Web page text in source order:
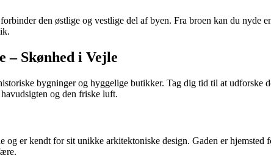
den østlige og vestlige del af byen. Fra broen kan du nyde
– Skønhed i Vejle
bygninger og hyggelige butikker. Tag dig tid til at
og den friske luft.
og er kendt for sit unikke arkitektoniske design. Gaden er